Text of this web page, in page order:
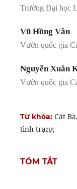
Trường Đại học
Vũ Hồng Vân
Vườn quốc gia
Nguyễn Xuân
Vườn quốc gia
Từ khóa: Cát
tình trạng
TÓM TẮT